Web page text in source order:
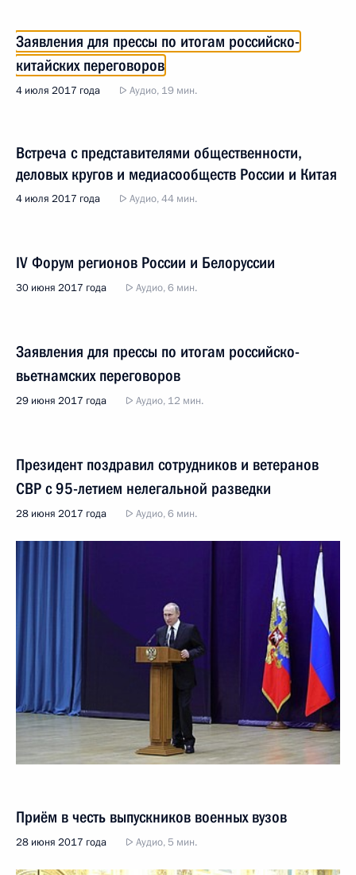
Заявления для прессы по итогам российско-
китайских переговоров
4 июля 2017 года Аудио, 19 мин.
Встреча с представителями общественности,
деловых кругов и медиасообществ России и Китая
4 июля 2017 года Аудио, 44 мин.
IV Форум регионов России и Белоруссии
30 июня 2017 года Аудио, 6 мин.
Заявления для прессы по итогам российско-
вьетнамских переговоров
29 июня 2017 года Аудио, 12 мин.
Президент поздравил сотрудников и ветеранов
СВР с 95-летием нелегальной разведки
28 июня 2017 года Аудио, 6 мин.
Приём в честь выпускников военных вузов
28 июня 2017 года Аудио, 5 мин.